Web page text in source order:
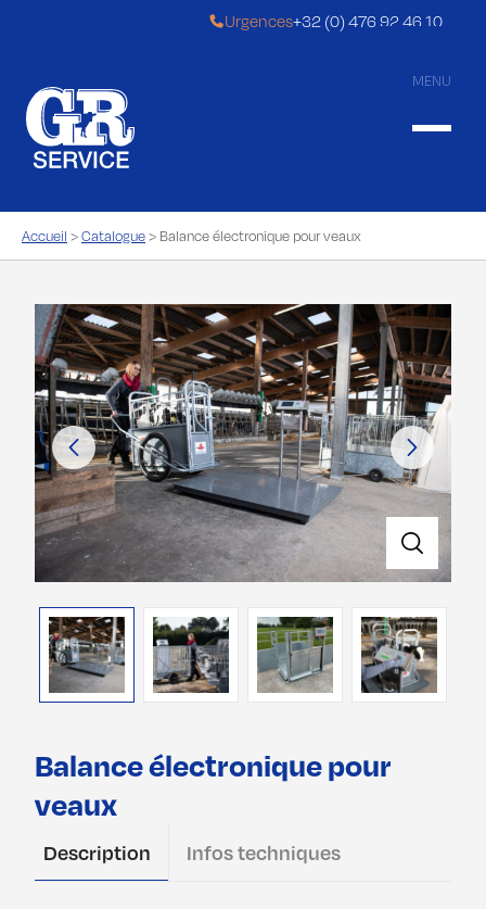
Urgences+32 (0) 476 92 46 10
…for a better comfort!
MENU
Accueil >Catalogue> Balance électronique pour veaux
Balance électronique pour
veaux
Description Infos techniques